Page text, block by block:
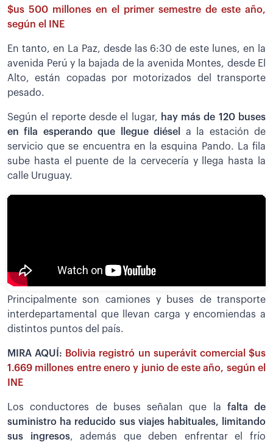
$us 500 millones en el primer semestre de este año,
según el INE
En tanto, en La Paz, desde las 6:30 de este lunes, en la
avenida Perú y la bajada de la avenida Montes, desde El
Alto, están copadas por motorizados del transporte
pesado.
Según el reporte desde el lugar, hay más de 120 buses
en fila esperando que llegue diésel
a la estación de
servicio que se encuentra en la esquina Pando. La fila
sube hasta el puente de la cervecería y llega hasta la
calle Uruguay.
Principalmente son camiones y buses de transporte
interdepartamental que llevan carga y encomiendas a
distintos puntos del país.
MIRA AQUÍ: Bolivia registró un superávit comercial $us
1.669 millones entre enero y junio de este año, según el
INE
Los conductores de buses señalan que la falta de
suministro ha reducido sus viajes habituales, limitando
sus ingresos, además que deben enfrentar el frío